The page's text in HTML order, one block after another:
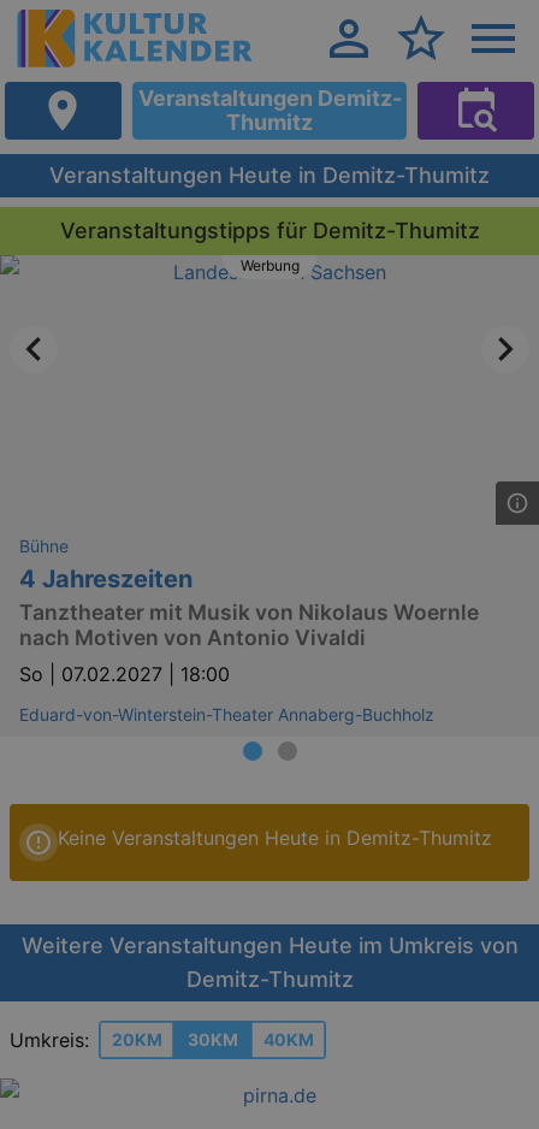
Veranstaltungen Demitz-
Thumitz
Veranstaltungen Heute in Demitz-Thumitz
Veranstaltungstipps für Demitz-Thumitz
Werbung
Bühne
4 Jahreszeiten
Tanztheater mit Musik von Nikolaus Woernle
nach Motiven von Antonio Vivaldi
So | 07.02.2027 | 18:00
Eduard-von-Winterstein-Theater Annaberg-Buchholz
Keine Veranstaltungen Heute in Demitz-Thumitz
Weitere Veranstaltungen Heute im Umkreis von
Demitz-Thumitz
Umkreis: 20KM 30KM 40KM